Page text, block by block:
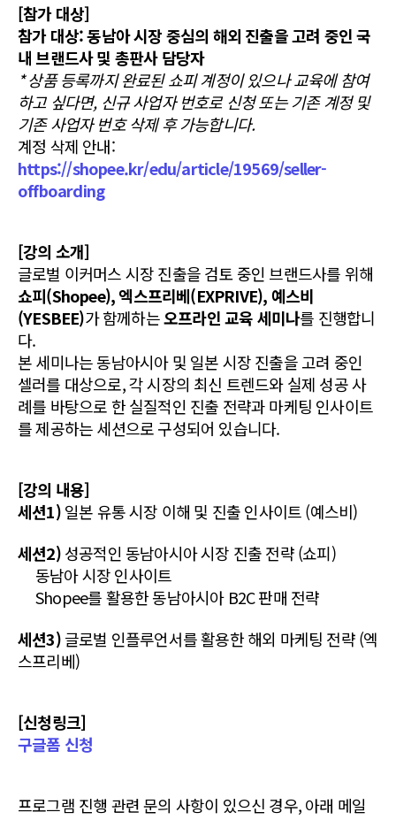
[참가 대상]
참가 대상: 동남아 시장 중심의 해외 진출을 고려 중인 국
내 브랜드사 및 총판사 담당자
* 상품 등록까지 완료된 쇼피 계정이 있으나 교육에 참여
하고 싶다면, 신규 사업자 번호로 신청 또는 기존 계정 및
기존 사업자 번호 삭제 후 가능합니다.
계정 삭제 안내:
https://shopee.kr/edu/article/19569/seller-
offboarding
[강의 소개]
글로벌 이커머스 시장 진출을 검토 중인 브랜드사를 위해
쇼피(Shopee), 엑스프리베(EXPRIVE), 예스비
(YESBEE)가 함께하는오프라인 교육 세미나를 진행합니
다.
본 세미나는 동남아시아 및 일본 시장 진출을 고려 중인
셀러를 대상으로, 각 시장의 최신 트렌드와 실제 성공 사
례를 바탕으로 한 실질적인 진출 전략과 마케팅 인사이트
를 제공하는 세션으로 구성되어 있습니다.
[강의 내용]
세션1)일본 유통 시장 이해 및 진출 인사이트 (예스비)
세션2)성공적인 동남아시아 시장 진출 전략 (쇼피)
동남아 시장 인사이트
Shopee를 활용한 동남아시아 B2C 판매 전략
세션3)글로벌 인플루언서를 활용한 해외 마케팅 전략 (엑
스프리베)
[신청링크]
구글폼 신청
프로그램 진행 관련 문의 사항이 있으신 경우, 아래 메일